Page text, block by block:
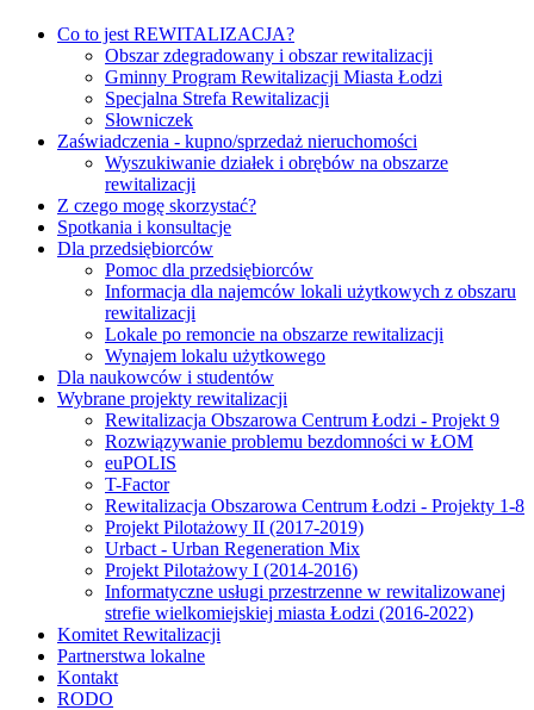
Co to jest REWITALIZACJA?
Obszar zdegradowany i obszar rewitalizacji
Gminny Program Rewitalizacji Miasta Łodzi
Specjalna Strefa Rewitalizacji
Słowniczek
Zaświadczenia - kupno/sprzedaż nieruchomości
Wyszukiwanie działek i obrębów na obszarze
rewitalizacji
Z czego mogę skorzystać?
Spotkania i konsultacje
Dla przedsiębiorców
Pomoc dla przedsiębiorców
Informacja dla najemców lokali użytkowych z obszaru
rewitalizacji
Lokale po remoncie na obszarze rewitalizacji
Wynajem lokalu użytkowego
Dla naukowców i studentów
Wybrane projekty rewitalizacji
Rewitalizacja Obszarowa Centrum Łodzi - Projekt 9
Rozwiązywanie problemu bezdomności w ŁOM
euPOLIS
T-Factor
Rewitalizacja Obszarowa Centrum Łodzi - Projekty 1-8
Projekt Pilotażowy II (2017-2019)
Urbact - Urban Regeneration Mix
Projekt Pilotażowy I (2014-2016)
Informatyczne usługi przestrzenne w rewitalizowanej
strefie wielkomiejskiej miasta Łodzi (2016-2022)
Komitet Rewitalizacji
Partnerstwa lokalne
Kontakt
RODO